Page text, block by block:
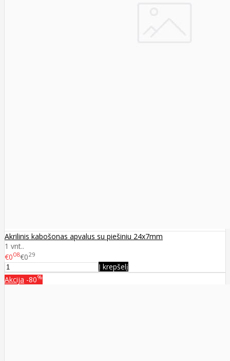
Akrilinis kabošonas apvalus su piešiniu 24x7mm
1 vnt..
€008€029
Į krepšelį
Akcija -80%